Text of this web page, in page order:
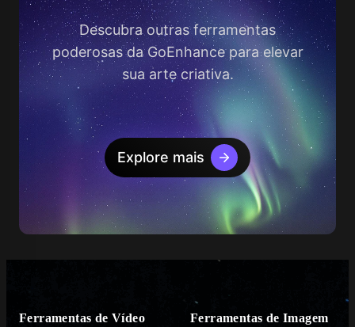
Descubra outras ferramentas
poderosas da GoEnhance para elevar
sua arte criativa.
Explore mais
Ferramentas de Vídeo Ferramentas de Imagem